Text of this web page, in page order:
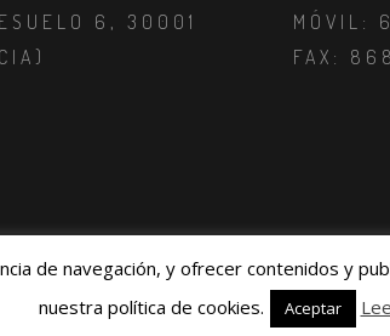
6, 30001
MÓVIL:
FAX:
de navegación, y ofrecer contenidos y
nuestra política de cookies.
Aceptar